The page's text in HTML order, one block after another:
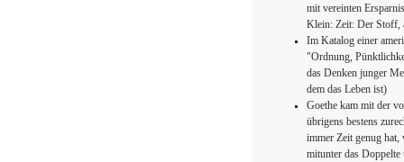
mit vereinten
Klein: Zeit: Der Stoff,
Im Katalog einer
"Ordnung,
das Denken junger
dem das Leben ist)
Goethe kam mit der
übrigens bestens
immer Zeit genug
mitunter das